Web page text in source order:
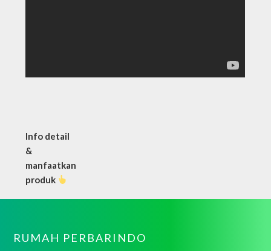
Info detail
&
manfaatkan
produk
RUMAH PERBARINDO